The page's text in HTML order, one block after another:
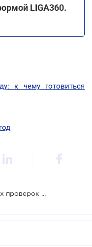
LIGA360.
к чему готовиться
ГНС обнародовала план налоговых проверок на 2022 год